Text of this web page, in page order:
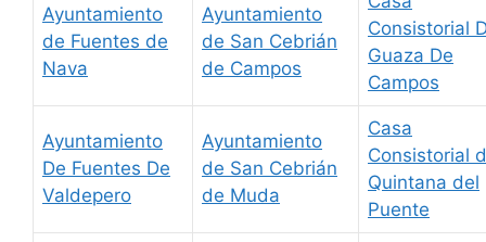
Ayuntamiento
de Fuentes de
Nava
Ayuntamiento
de San Cebrián
de Campos
Consistorial
Guaza De
Campos
Ayuntamiento
De Fuentes De
Valdepero
Ayuntamiento
de San Cebrián
de Muda
Casa
Consistorial
Quintana del
Puente